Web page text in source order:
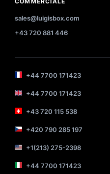
sales@luigisbox.com
+43 720 881 446
+44 7700 171423
+44 7700 171423
+43 720 115 538
+420 790 285 197
+1(213) 275-2398
+44 7700 171423